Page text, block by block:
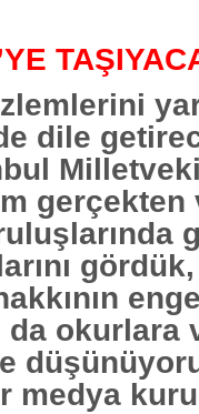
dile
gerçekten
da okurlara
medya